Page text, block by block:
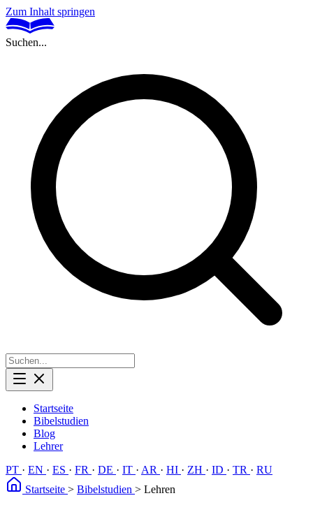
Zum Inhalt springen
Suchen...
Startseite
Bibelstudien
Blog
Lehrer
PT · EN · ES · FR · DE · IT · AR · HI · ZH · ID · TR · RU
Startseite > Bibelstudien > Lehren